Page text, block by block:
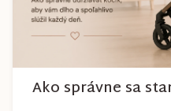
Ako správne sa